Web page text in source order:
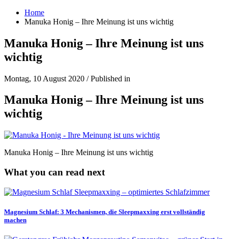
Home
Manuka Honig – Ihre Meinung ist uns wichtig
Manuka Honig – Ihre Meinung ist uns
wichtig
Montag, 10 August 2020 /Published in
Manuka Honig – Ihre Meinung ist uns
wichtig
Manuka Honig – Ihre Meinung ist uns wichtig
What you can read next
Magnesium Schlaf: 3 Mechanismen, die Sleepmaxxing erst vollständig
machen